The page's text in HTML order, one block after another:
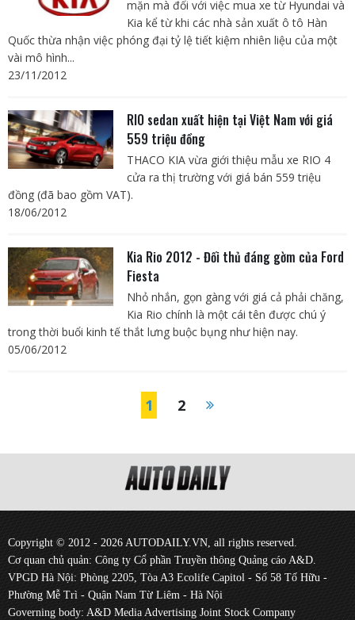
mặn mà đối với việc mua xe từ Hyundai và
Kia kể từ khi các nhà sản xuất ô tô Hàn
Quốc thừa nhận việc phóng đại tỷ lệ tiết kiệm nhiên liệu của một
vài mô hình...
23/11/2012
RIO sedan xuất hiện tại Việt Nam với giá
559 triệu đồng
THACO KIA vừa giới thiệu mẫu xe RIO 4
cửa ra thị trường với giá bán 559 triệu
đồng (đã bao gồm VAT).
18/06/2012
Kia Rio 2012 - Đối thủ đáng gờm của Ford
Fiesta
Nhỏ nhắn, gọn gàng với giá cả phải chăng,
Kia Rio chính là một cái tên được chú ý
trong thời buổi kinh tế thắt lưng buộc bụng như hiện nay.
05/06/2012
1 2
Copyright © 2012 - 2026 AUTODAILY.VN, all rights reserved.
Cơ quan chủ quản: Công ty Cổ phần Truyền thông Quảng cáo A&D.
VPGD Hà Nội: Phòng 2205, Tòa A3 Ecolife Capitol - Số 58 Tố Hữu -
Phường Mễ Trì - Quận Nam Từ Liêm - Hà Nội
Governing body: A&D Media Advertising Joint Stock Company